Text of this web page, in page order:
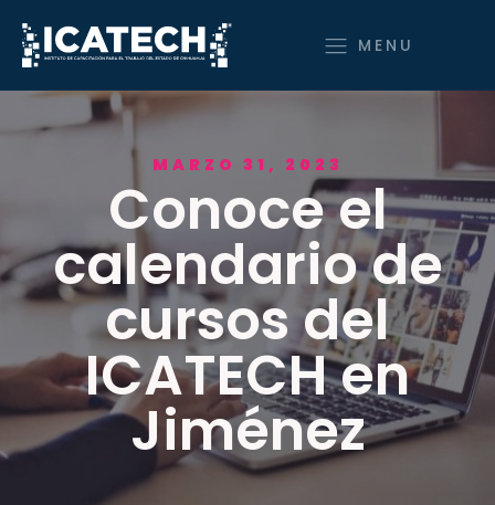
MENU
MARZO 31, 2023
Conoce el
calendario de
cursos del
ICATECH en
Jiménez